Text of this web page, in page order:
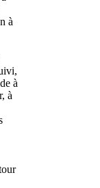
à
à
à